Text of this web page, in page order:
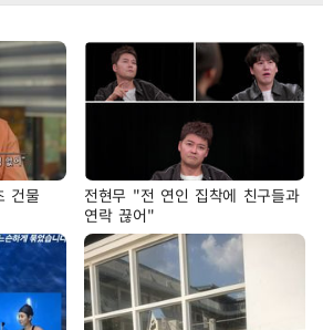
건물
전현무 "전 연인 집착에 친구들과
연락 끊어"